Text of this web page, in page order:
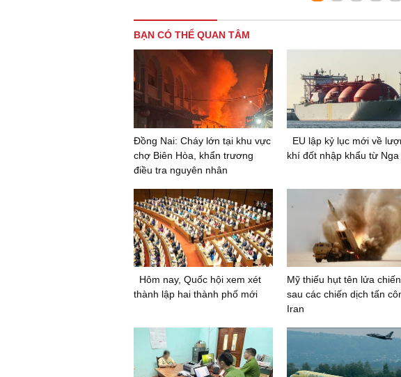
BẠN CÓ THỂ QUAN TÂM
Đồng Nai: Cháy lớn tại khu vực
chợ Biên Hòa, khẩn trương
điều tra nguyên nhân
EU lập kỷ lục mới về
khí đốt nhập khẩu từ Nga
Hôm nay, Quốc hội xem xét
thành lập hai thành phố mới
Mỹ thiếu hụt tên lửa
sau các chiến dịch tấn
Iran